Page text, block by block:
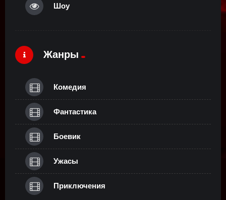
Шоу
Жанры
Комедия
Фантастика
Боевик
Ужасы
Приключения